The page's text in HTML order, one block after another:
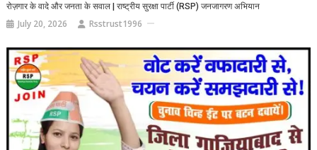
रोज़गार के वादे और जनता के सवाल | राष्ट्रीय सुरक्षा पार्टी (RSP) जनजागरण अभियान
July 20, 2026 Rsstrust1996